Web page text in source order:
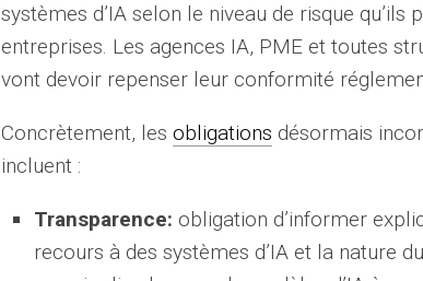
systèmes d’IA selon le niveau de risque
entreprises. Les agences IA, PME et toutes
vont devoir repenser leur conformité
Concrètement, les obligations désormais
incluent :
Transparence: obligation d’informer
recours à des systèmes d’IA et la nature